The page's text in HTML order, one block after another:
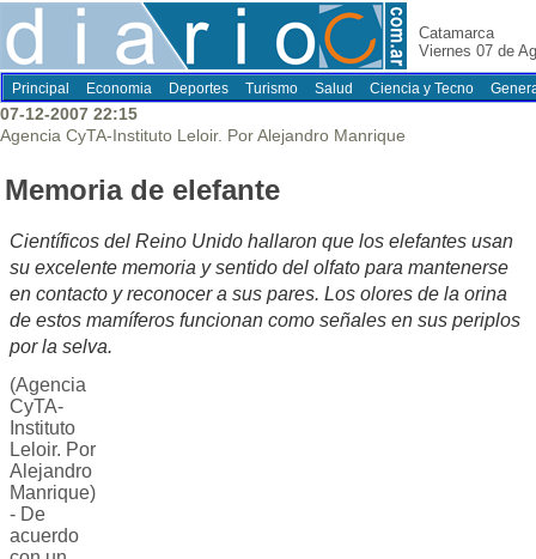
Catamarca
Viernes 07 de
Principal Economia Deportes Turismo Salud Ciencia y Tecno
07-12-2007 22:15
Agencia CyTA-Instituto Leloir. Por Alejandro Manrique
Memoria de elefante
Científicos del Reino Unido hallaron que los elefantes usan
su excelente memoria y sentido del olfato para mantenerse
en contacto y reconocer a sus pares. Los olores de la orina
de estos mamíferos funcionan como señales en sus periplos
por la selva.
(Agencia
CyTA-
Instituto
Leloir. Por
Alejandro
Manrique)
- De
acuerdo